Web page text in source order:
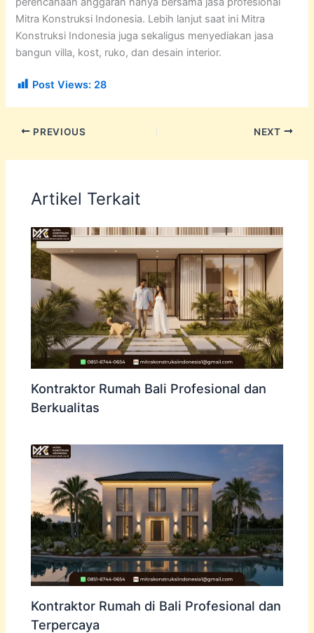
Mitra Konstruksi Indonesia. Lebih lanjut saat ini Mitra
Konstruksi Indonesia juga sekaligus menyediakan jasa
bangun villa, kost, ruko, dan desain interior.
Post Views: 28
PREVIOUS NEXT
Artikel Terkait
Kontraktor Rumah Bali Profesional dan
Berkualitas
Kontraktor Rumah di Bali Profesional dan
Terpercaya